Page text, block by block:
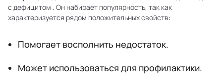
с дефицитом . Он набирает популярность, так как
характеризуется рядом положительных свойств:
Помогает восполнить недостаток.
Может использоваться для профилактики.